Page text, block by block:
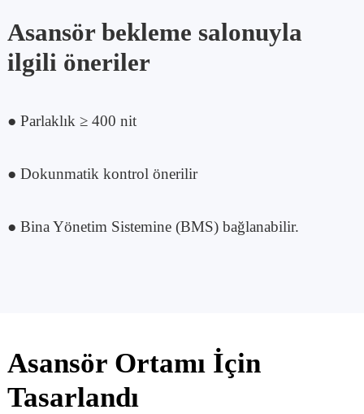
Asansör bekleme salonuyla
ilgili öneriler
● Parlaklık ≥ 400 nit
● Dokunmatik kontrol önerilir
● Bina Yönetim Sistemine (BMS) bağlanabilir.
Asansör Ortamı İçin
Tasarlandı